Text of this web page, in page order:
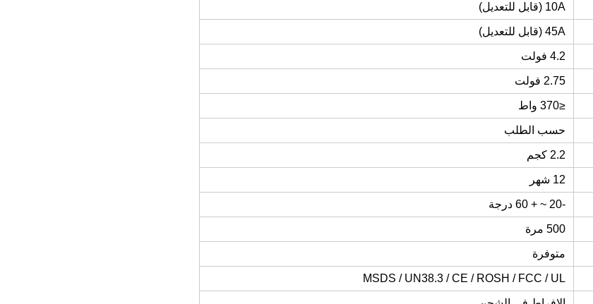
10A (قابل للتعديل)
45A (قابل للتعديل)
4.2 فولت
2.75 فولت
≤370 واط
حسب الطلب
2.2 كجم
12 شهر
-20 ~ + 60 درجة
500 مرة
متوفرة
MSDS / UN38.3 / CE / ROSH / FCC / UL